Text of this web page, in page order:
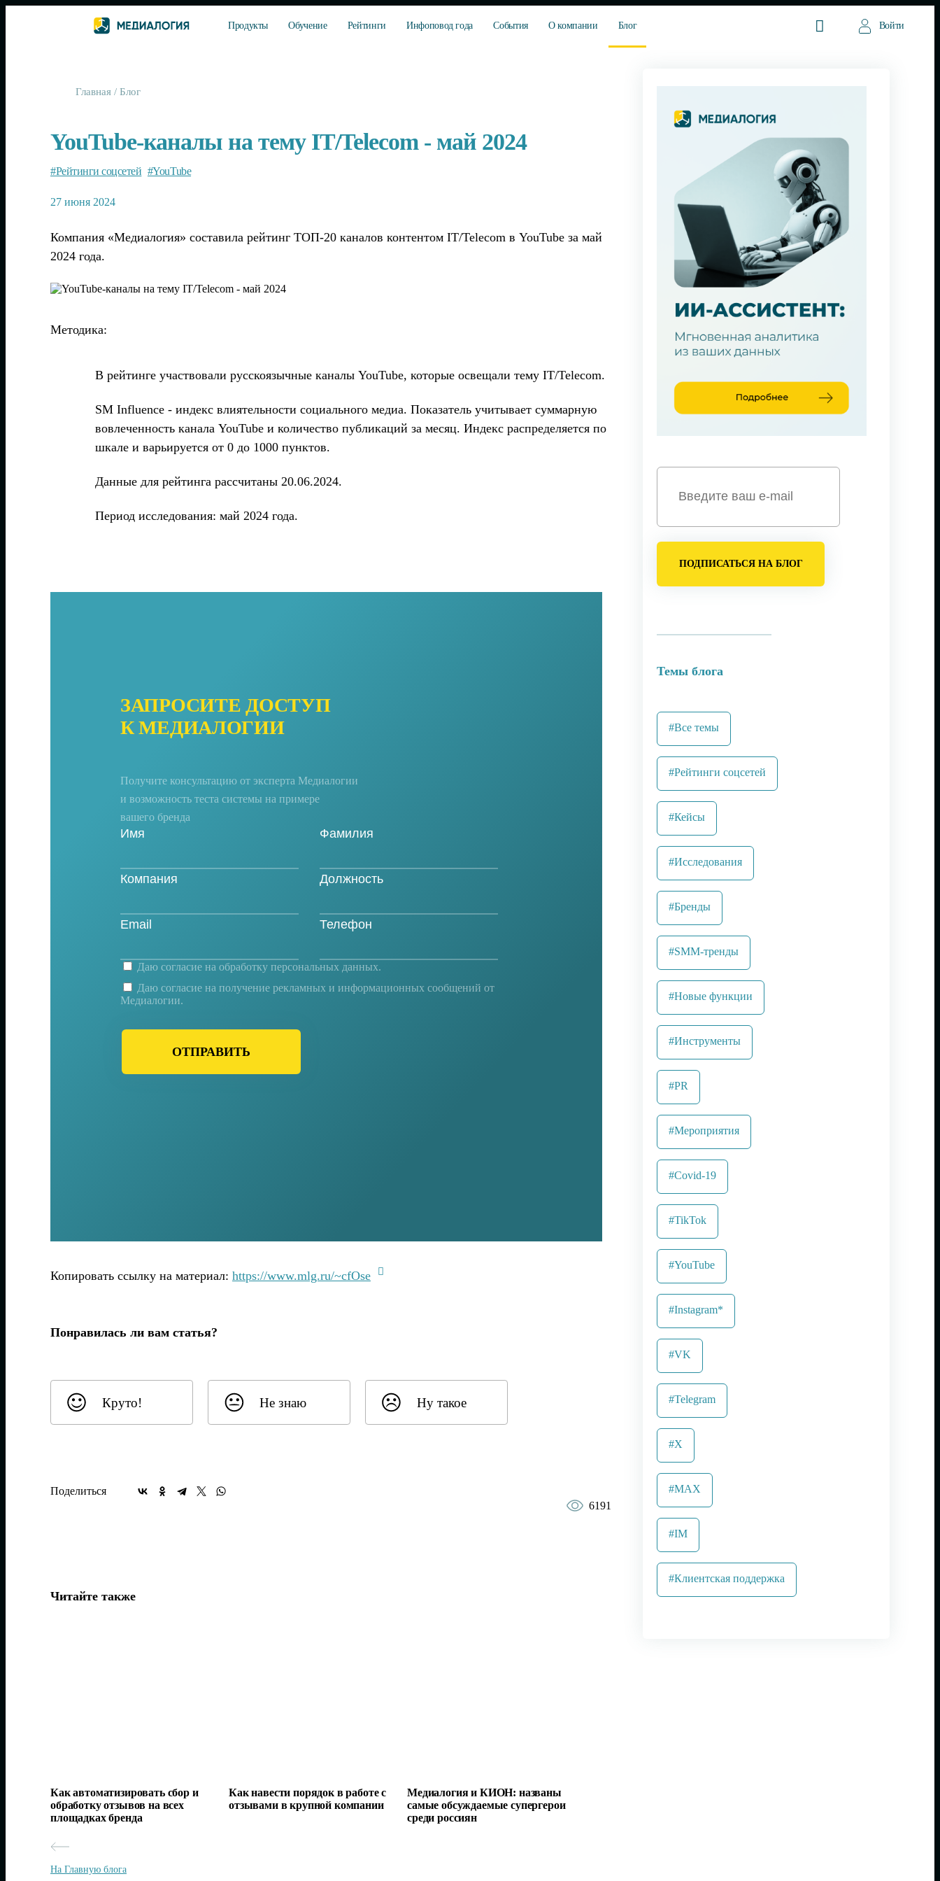
Продукты Обучение Рейтинги Инфоповод года События О компании Блог Войти
Главная / Блог
YouTube-каналы на тему IT/Telecom - май 2024
#Рейтинги соцсетей #YouTube
27 июня 2024
Компания «Медиалогия» составила рейтинг ТОП-20 каналов контентом IT/Telecom в YouTube за май
2024 года.
Методика:
В рейтинге участвовали русскоязычные каналы YouTube, которые освещали тему IT/Telecom.
SM Influence - индекс влиятельности социального медиа. Показатель учитывает суммарную
вовлеченность канала YouTube и количество публикаций за месяц. Индекс распределяется по
шкале и варьируется от 0 до 1000 пунктов.
Данные для рейтинга рассчитаны 20.06.2024.
Период исследования: май 2024 года.
ЗАПРОСИТЕ ДОСТУП
К МЕДИАЛОГИИ
Получите консультацию от эксперта Медиалогии
и возможность теста системы на примере
вашего бренда
ОТПРАВИТЬ
Даю согласие на обработку персональных данных.
Даю согласие на получение рекламных и информационных сообщений от
Медиалогии.
Копировать ссылку на материал: https://www.mlg.ru/~cfOse
Понравилась ли вам статья?
Круто! Не знаю Ну такое
Поделиться
6191
Читайте также
Как автоматизировать сбор и
обработку отзывов на всех
площадках бренда
Как навести порядок в работе с
отзывами в крупной компании
Медиалогия и КИОН: названы
самые обсуждаемые супергерои
среди россиян
На Главную блога
ПОДПИСАТЬСЯ НА БЛОГ
Темы блога
#Все темы
#Рейтинги соцсетей
#Кейсы
#Исследования
#Бренды
#SMM-тренды
#Новые функции
#Инструменты
#PR
#Мероприятия
#Covid-19
#TikTok
#YouTube
#Instagram*
#VK
#Telegram
#X
#MAX
#IM
#Клиентская поддержка